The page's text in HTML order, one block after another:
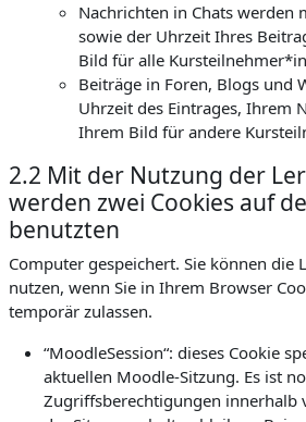
Nachrichten in Chats werden
sowie der Uhrzeit Ihres
Bild für alle
Beiträge in Foren, Blogs und
Uhrzeit des Eintrages, Ihrem
Ihrem Bild für andere
2.2 Mit der Nutzung der
werden zwei Cookies auf
benutzten
Computer gespeichert. Sie können die
nutzen, wenn Sie in Ihrem Browser
temporär zulassen.
“MoodleSession“: dieses Cookie
aktuellen Moodle-Sitzung. Es ist
Zugriffsberechtigungen innerhalb